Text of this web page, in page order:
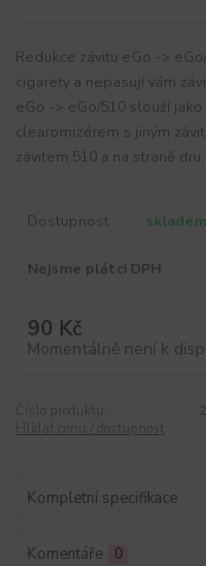
Redukce závitu eGo ->
cigarety a nepasují vám
eGo -> eGo/510 slouží
clearomizérem s jiným
závitem 510 a na straně dru...
Dostupnost skladem
Nejsme plátci DPH
90 Kč
Momentálně není k
Kompletní specifikace
Komentáře 0